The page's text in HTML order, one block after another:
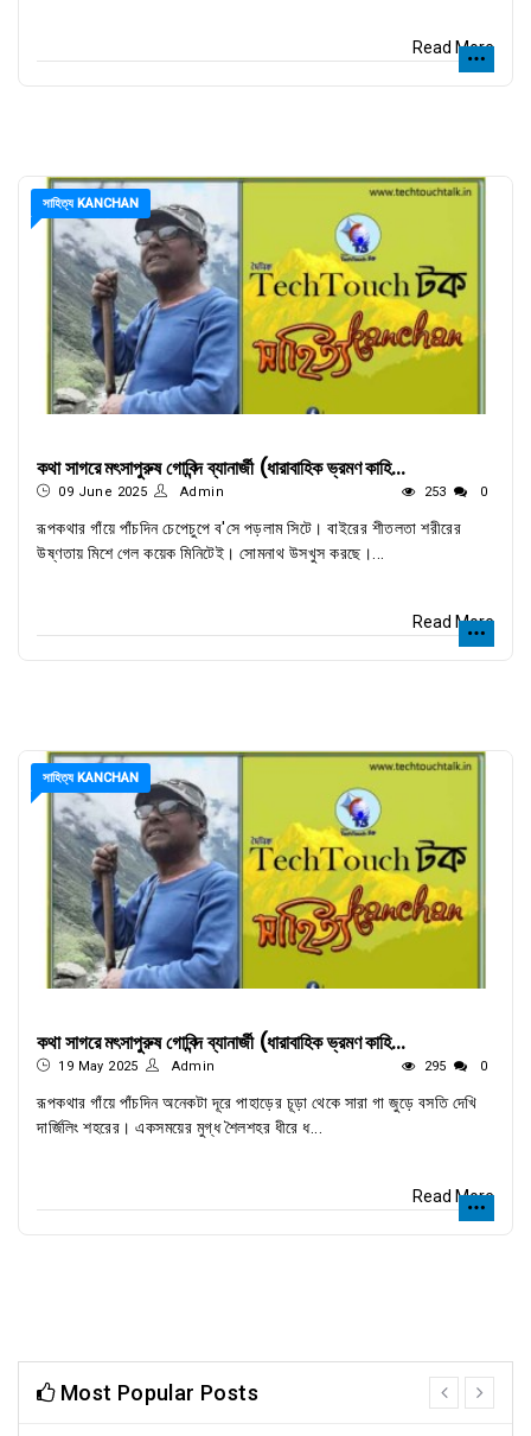
Read More
সাহিত্য KANCHAN
কথা সাগরে মৎসাপুরুষ গোবিন্দ ব্যানার্জী (ধারাবাহিক ভ্রমণ কাহি...
09 June 2025 Admin 253 0
রূপকথার গাঁয়ে পাঁচদিন চেপেচুপে ব'সে পড়লাম সিটে। বাইরের শীতলতা শরীরের
উষ্ণতায় মিশে গেল কয়েক মিনিটেই। সোমনাথ উসখুস করছে।...
Read More
সাহিত্য KANCHAN
কথা সাগরে মৎসাপুরুষ গোবিন্দ ব্যানার্জী (ধারাবাহিক ভ্রমণ কাহি...
19 May 2025 Admin 295 0
রূপকথার গাঁয়ে পাঁচদিন অনেকটা দূরে পাহাড়ের চূড়া থেকে সারা গা জুড়ে বসতি দেখি
দার্জিলিং শহরের। একসময়ের মুগ্ধ শৈলশহর ধীরে ধ...
Read More
Most Popular Posts
prev